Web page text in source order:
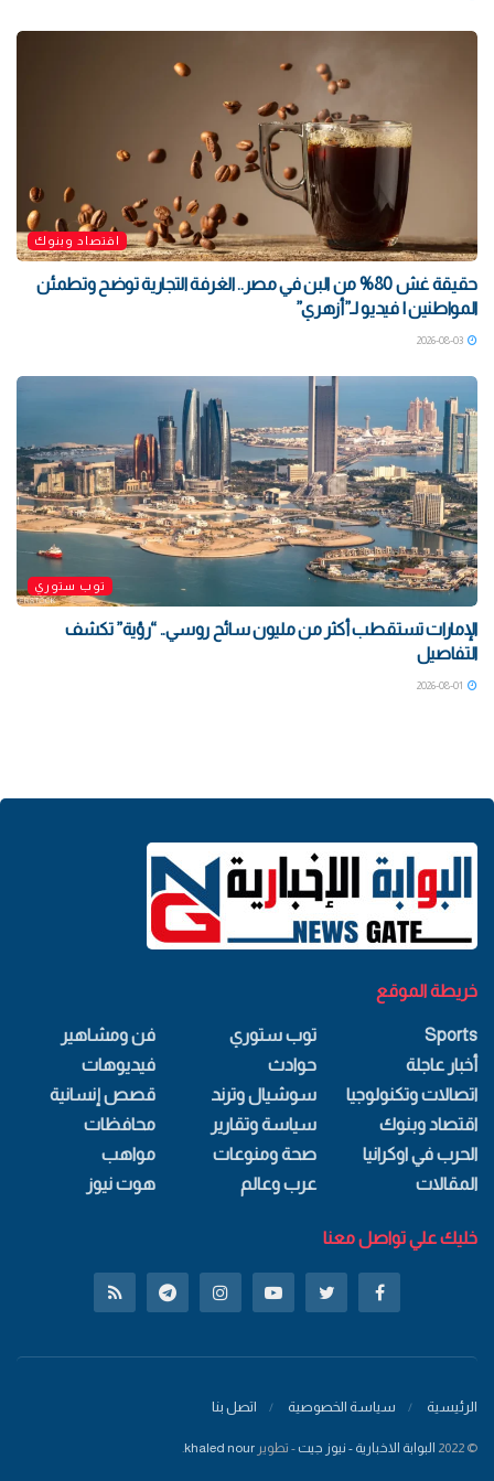
اقتصاد وبنوك
حقيقة غش 80% من البن في مصر.. الغرفة التجارية توضح وتطمئن
المواطنين | فيديو لـ”أزهري”
توب ستوري
الإمارات تستقطب أكثر من مليون سائح روسي.. “رؤية” تكشف
التفاصيل
خريطة الموقع
Sports
أخبار عاجلة
اتصالات وتكنولوجيا
اقتصاد وبنوك
الحرب في اوكرانيا
المقالات
توب ستوري
حوادث
سوشيال وترند
سياسة وتقارير
صحة ومنوعات
عرب وعالم
فن ومشاهير
فيديوهات
قصص إنسانية
محافظات
مواهب
هوت نيوز
خليك علي تواصل معنا
الرئيسية سياسة الخصوصية اتصل بنا
© 2022 البوابة الاخبارية - نيوز جيت - تطوير khaled nour
.